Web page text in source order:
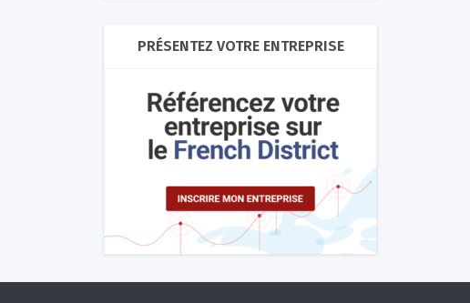
PRÉSENTEZ VOTRE ENTREPRISE